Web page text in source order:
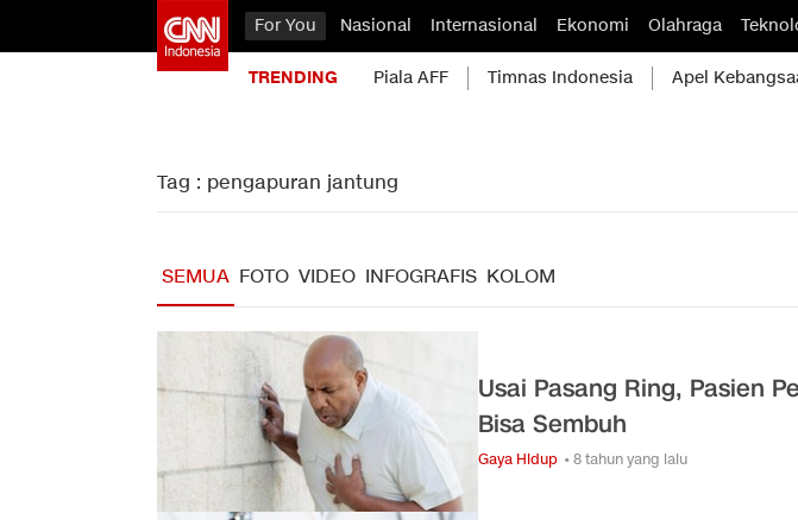
For You Nasional Internasional Ekonomi Olahraga
TRENDING Piala AFF Timnas Indonesia Apel
Tag : pengapuran jantung
SEMUA FOTO VIDEO INFOGRAFIS KOLOM
Usai Pasang Ring, Pasien
Bisa Sembuh
Gaya Hidup • 8 tahun yang lalu